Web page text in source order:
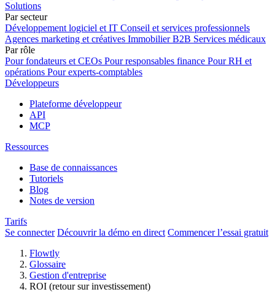
Solutions
Par secteur
Développement logiciel et IT Conseil et services professionnels
Agences marketing et créatives Immobilier B2B Services médicaux
Par rôle
Pour fondateurs et CEOs Pour responsables finance Pour RH et
opérations Pour experts-comptables
Développeurs
Plateforme développeur
API
MCP
Ressources
Base de connaissances
Tutoriels
Blog
Notes de version
Tarifs
Se connecter Découvrir la démo en direct Commencer l’essai gratuit
Flowtly
Glossaire
Gestion d'entreprise
ROI (retour sur investissement)